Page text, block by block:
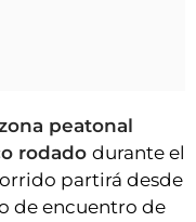
peatonal
rodado durante el
partirá desde
de encuentro de